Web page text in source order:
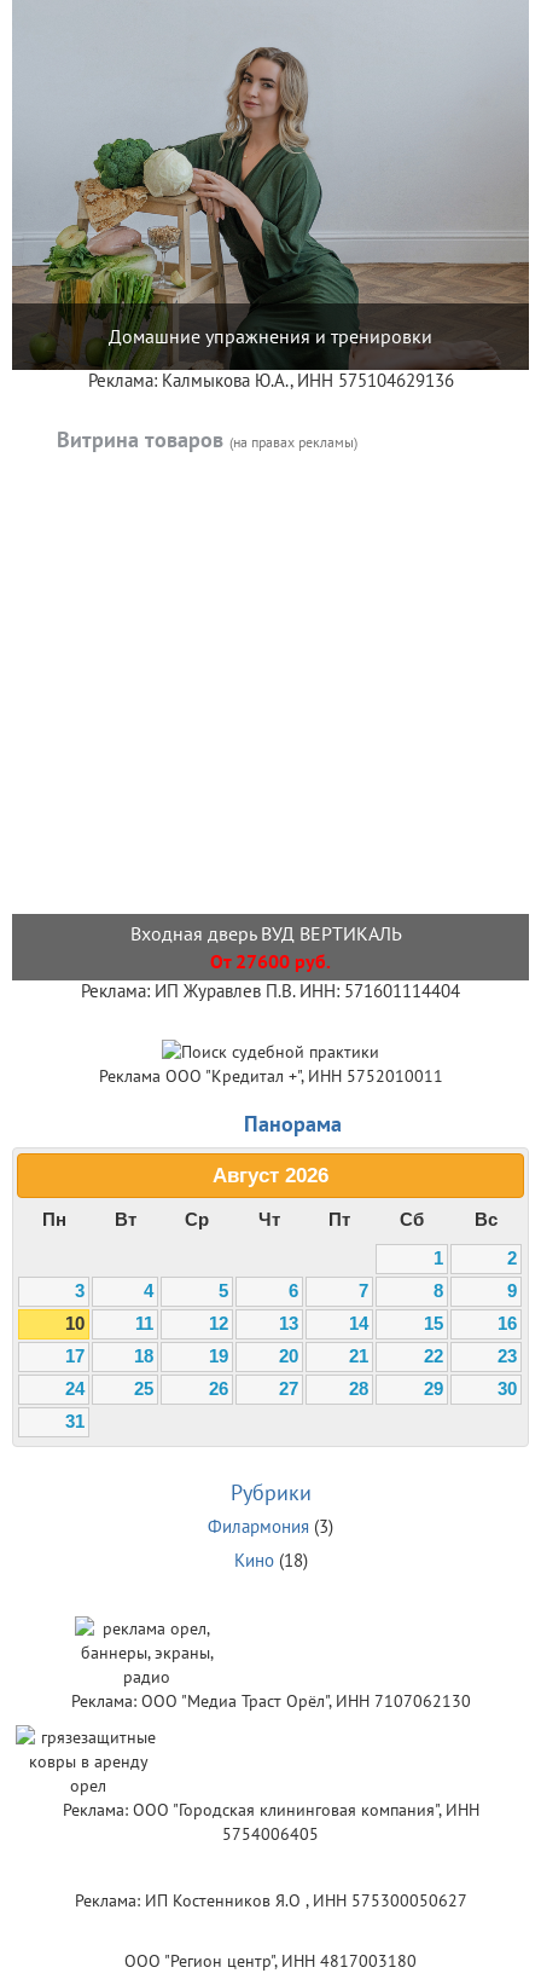
Домашние упражнения и тренировки
Реклама: Калмыкова Ю.А., ИНН 575104629136
Витрина товаров (на правах рекламы)
Входная дверь ВУД ВЕРТИКАЛЬ
От 27600 руб.
Реклама: ИП Журавлев П.В. ИНН: 571601114404
Реклама ООО "Кредитал +", ИНН 5752010011
Панорама
Август 2026
Пн Вт Ср Чт Пт Сб
Вс
1
2
3
4 5 6 7 8
9
10
11 12 13 14 15
16
17
18 19 20 21 22
23
24
25 26 27 28 29
30
31
Рубрики
Филармония (3)
Кино(18)
Реклама: ООО "Медиа Траст Орёл", ИНН 7107062130
Реклама: ООО "Городская клининговая компания", ИНН
5754006405
Реклама: ИП Костенников Я.О , ИНН 575300050627
ООО "Регион центр", ИНН 4817003180